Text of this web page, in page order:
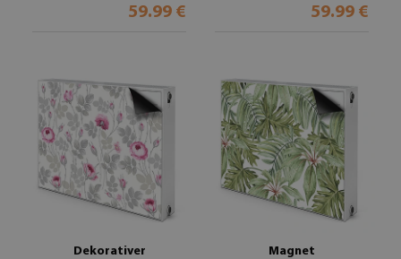
59.99 € 59.99 €
Dekorativer
Magnet